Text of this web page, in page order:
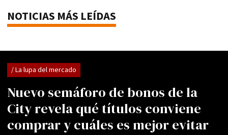
NOTICIAS MÁS LEÍDAS
Nuevo semáforo de bonos de la
City revela qué títulos conviene
comprar y cuáles es mejor evitar
/ La lupa del mercado